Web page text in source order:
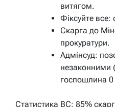
витягом.
Фіксуйте все:
Скарга до
прокуратури.
Адмінсуд:
незаконними
госпошлина 0
Статистика ВС: 85%